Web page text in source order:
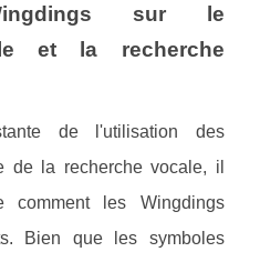
sur le
et la recherche
de l'utilisation des
de la recherche vocale, il
comment les Wingdings
Bien que les symboles